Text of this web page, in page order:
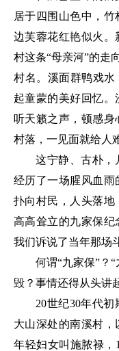
居于四围山色中，
边芙蓉花红艳似火
村这条“母亲河”的走
村名。溪面群鸭戏水
起童蒙的美好回忆
听天籁之声，顿感
村落，一见面就给人
这宁静、古朴，
经历了一场腥风血雨
扑向村民，人头落
高高耸立的九家保纪
我们诉说了当年那场
何谓“九家保”？
毁？事情还得从头讲
20世纪30年代
大山深处的南溪村
年轻妇女叫施脓禄，